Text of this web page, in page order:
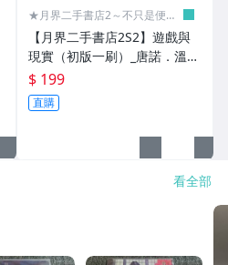
★月界二手書店2～不只是便
【月界二手書店2S2】遊戲與
現實（初版一刷）_唐諾．溫尼
考特_心靈工坊 〖心理〗CSW
$ 199
直購
看全部